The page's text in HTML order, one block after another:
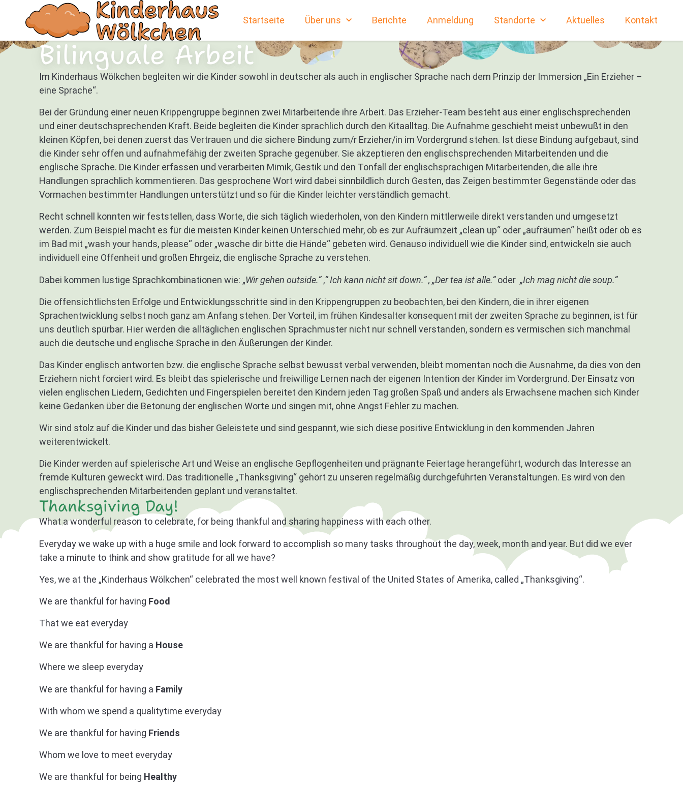
Startseite Über uns Berichte Anmeldung Standorte Aktuelles Kontakt
Bilinguale Arbeit
Im Kinderhaus Wölkchen begleiten wir die Kinder sowohl in deutscher als auch in englischer Sprache nach dem Prinzip der Immersion „Ein Erzieher –
eine Sprache“.
Bei der Gründung einer neuen Krippengruppe beginnen zwei Mitarbeitende ihre Arbeit. Das Erzieher-Team besteht aus einer englischsprechenden
und einer deutschsprechenden Kraft. Beide begleiten die Kinder sprachlich durch den Kitaalltag. Die Aufnahme geschieht meist unbewußt in den
kleinen Köpfen, bei denen zuerst das Vertrauen und die sichere Bindung zum/r Erzieher/in im Vordergrund stehen. Ist diese Bindung aufgebaut, sind
die Kinder sehr offen und aufnahmefähig der zweiten Sprache gegenüber. Sie akzeptieren den englischsprechenden Mitarbeitenden und die
englische Sprache. Die Kinder erfassen und verarbeiten Mimik, Gestik und den Tonfall der englischsprachigen Mitarbeitenden, die alle ihre
Handlungen sprachlich kommentieren. Das gesprochene Wort wird dabei sinnbildlich durch Gesten, das Zeigen bestimmter Gegenstände oder das
Vormachen bestimmter Handlungen unterstützt und so für die Kinder leichter verständlich gemacht.
Recht schnell konnten wir feststellen, dass Worte, die sich täglich wiederholen, von den Kindern mittlerweile direkt verstanden und umgesetzt
werden. Zum Beispiel macht es für die meisten Kinder keinen Unterschied mehr, ob es zur Aufräumzeit „clean up“ oder „aufräumen“ heißt oder ob es
im Bad mit „wash your hands, please“ oder „wasche dir bitte die Hände“ gebeten wird. Genauso individuell wie die Kinder sind, entwickeln sie auch
individuell eine Offenheit und großen Ehrgeiz, die englische Sprache zu verstehen.
Dabei kommen lustige Sprachkombinationen wie: „Wir gehen outside.“,“ Ich kann nicht sitdown.“, „Der tea ist alle.“oder „Ich mag nicht die soup.“
Die offensichtlichsten Erfolge und Entwicklungsschritte sind in den Krippengruppen zu beobachten, bei den Kindern, die in ihrer eigenen
Sprachentwicklung selbst noch ganz am Anfang stehen. Der Vorteil, im frühen Kindesalter konsequent mit der zweiten Sprache zu beginnen, ist für
uns deutlich spürbar. Hier werden die alltäglichen englischen Sprachmuster nicht nur schnell verstanden, sondern es vermischen sich manchmal
auch die deutsche und englische Sprache in den Äußerungen der Kinder.
Das Kinder englisch antworten bzw. die englische Sprache selbst bewusst verbal verwenden, bleibt momentan noch die Ausnahme, da dies von den
Erziehern nicht forciert wird. Es bleibt das spielerische und freiwillige Lernen nach der eigenen Intention der Kinder im Vordergrund. Der Einsatz von
vielen englischen Liedern, Gedichten und Fingerspielen bereitet den Kindern jeden Tag großen Spaß und anders als Erwachsene machen sich Kinder
keine Gedanken über die Betonung der englischen Worte und singen mit, ohne Angst Fehler zu machen.
Wir sind stolz auf die Kinder und das bisher Geleistete und sind gespannt, wie sich diese positive Entwicklung in den kommenden Jahren
weiterentwickelt.
Die Kinder werden auf spielerische Art und Weise an englische Gepflogenheiten und prägnante Feiertage herangeführt, wodurch das Interesse an
fremde Kulturen geweckt wird. Das traditionelle „Thanksgiving“ gehört zu unseren regelmäßig durchgeführten Veranstaltungen. Es wird von den
englischsprechenden Mitarbeitenden geplant und veranstaltet.
Thanksgiving Day!
What a wonderful reason to celebrate, for being thankful and sharing happiness with each other.
Everyday we wake up with a huge smile and look forward to accomplish so many tasks throughout the day, week, month and year. But did we ever
take a minute to think and show gratitude for all we have?
Yes, we at the „Kinderhaus Wölkchen“ celebrated the most well known festival of the United States of Amerika, called „Thanksgiving“.
We are thankful for having Food
That we eat everyday
We are thankful for having a House
Where we sleep everyday
We are thankful for having a Family
With whom we spend a qualitytime everyday
We are thankful for having Friends
Whom we love to meet everyday
We are thankful for being Healthy